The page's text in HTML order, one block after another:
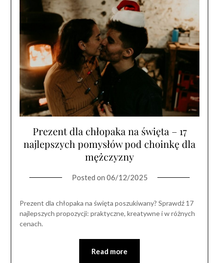
Prezent dla chłopaka na święta – 17
najlepszych pomysłów pod choinkę dla
mężczyzny
Posted on 06/12/2025
Prezent dla chłopaka na święta poszukiwany? Sprawdź 17
najlepszych propozycji: praktyczne, kreatywne i w różnych
cenach.
Read more